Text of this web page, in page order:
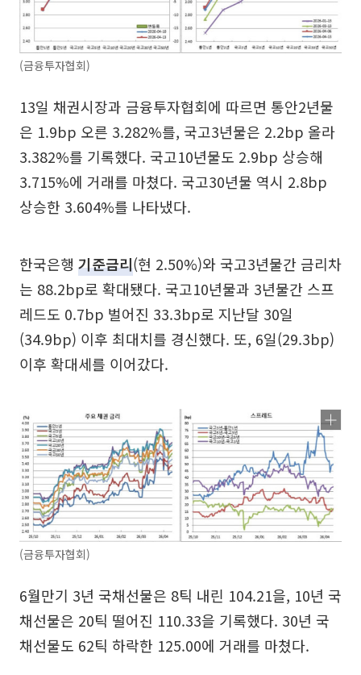
(금융투자협회)
13일 채권시장과 금융투자협회에 따르면 통안2년물
은 1.9bp 오른 3.282%를, 국고3년물은 2.2bp 올라
3.382%를 기록했다. 국고10년물도 2.9bp 상승해
3.715%에 거래를 마쳤다. 국고30년물 역시 2.8bp
상승한 3.604%를 나타냈다.
한국은행 기준금리(현 2.50%)와 국고3년물간 금리차
는 88.2bp로 확대됐다. 국고10년물과 3년물간 스프
레드도 0.7bp 벌어진 33.3bp로 지난달 30일
(34.9bp) 이후 최대치를 경신했다. 또, 6일(29.3bp)
이후 확대세를 이어갔다.
(금융투자협회)
6월만기 3년 국채선물은 8틱 내린 104.21을, 10년 국
채선물은 20틱 떨어진 110.33을 기록했다. 30년 국
채선물도 62틱 하락한 125.00에 거래를 마쳤다.